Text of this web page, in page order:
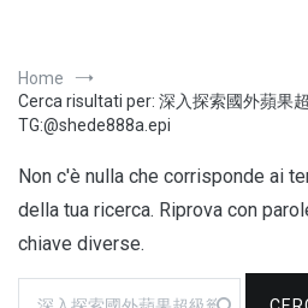
Home
Cerca risultati per: 深入探索國外蘋果
TG:@shede888a.epi
Non c'è nulla che corrisponde ai
della tua ricerca. Riprova con
chiave diverse.
Ricerca